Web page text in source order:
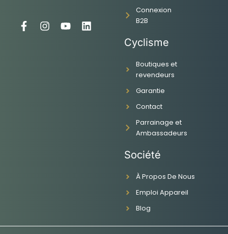
F
I
Y
L
Connexion
B2B
Cyclisme
Boutiques et
revendeurs
Garantie
Contact
Parrainage et
Ambassadeurs
Société
À Propos De Nous
Emploi Appareil
Blog